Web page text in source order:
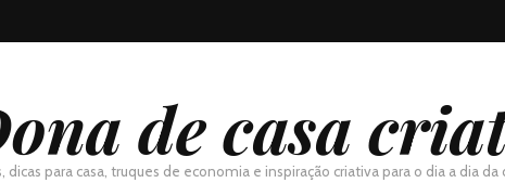
de casa
dicas para casa, truques de economia e inspiração criativa para o dia a dia